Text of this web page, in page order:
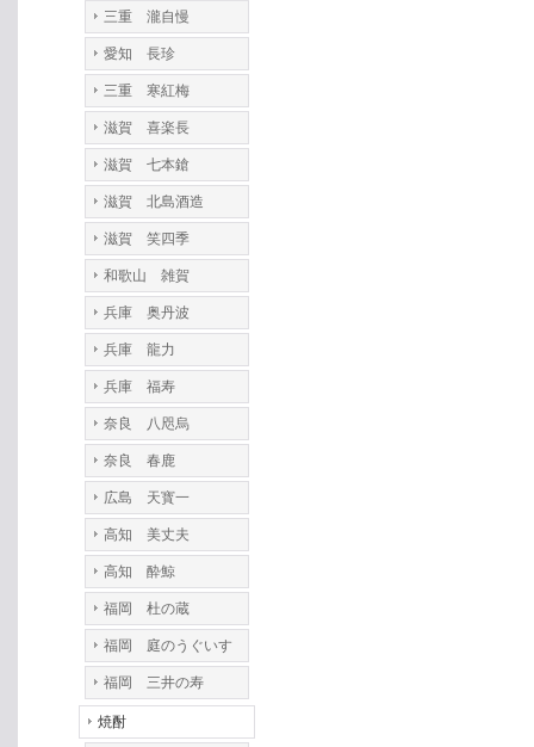
三重 瀧自慢
愛知 長珍
三重 寒紅梅
滋賀 喜楽長
滋賀 七本鎗
滋賀 北島酒造
滋賀 笑四季
和歌山 雑賀
兵庫 奥丹波
兵庫 龍力
兵庫 福寿
奈良 八咫烏
奈良 春鹿
広島 天寳一
高知 美丈夫
高知 酔鯨
福岡 杜の蔵
福岡 庭のうぐいす
福岡 三井の寿
焼酎